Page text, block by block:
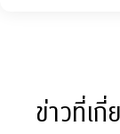
ข่าวที่เกี่